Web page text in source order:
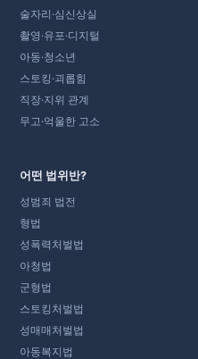
술자리·심신상실
촬영·유포·디지털
아동·청소년
스토킹·괴롭힘
직장·지위 관계
무고·억울한 고소
어떤 법위반?
성범죄 법전
형법
성폭력처벌법
아청법
군형법
스토킹처벌법
성매매처벌법
아동복지법